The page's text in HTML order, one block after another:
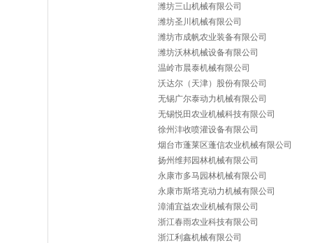
潍坊三山机械有限公司
潍坊圣川机械有限公司
潍坊市成帆农业装备有限公司
潍坊沃林机械设备有限公司
温岭市晨泰机械有限公司
沃达尔（天津）股份有限公司
无锡广尔泰动力机械有限公司
无锡悦田农业机械科技有限公司
徐州沣收喷灌设备有限公司
烟台市蓬莱区蓬信农业机械有限公司
扬州维邦园林机械有限公司
永康市多马园林机械有限公司
永康市斯塔克动力机械有限公司
漳浦宜益农业机械有限公司
浙江春雨农业科技有限公司
浙江利鑫机械有限公司